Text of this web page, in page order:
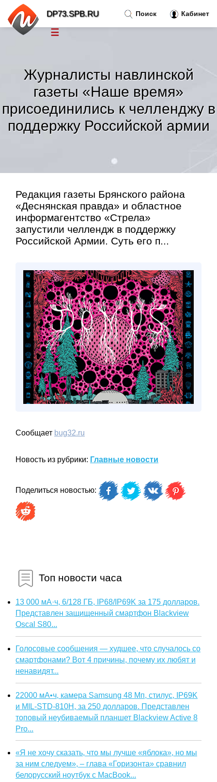
Журналисты навлинской
газеты «Наше время»
присоединились к челленджу в
поддержку Российской армии
Редакция газеты Брянского района
«Деснянская правда» и областное
информагентство «Стрела»
запустили челлендж в поддержку
Российской Армии. Суть его п...
Сообщает bug32.ru
Новость из рубрики: Главные новости
Поделиться новостью:
Топ новости часа
13 000 мА·ч, 6/128 ГБ, IP68/IP69K за 175 долларов.
Представлен защищенный смартфон Blackview
Oscal S80...
Голосовые сообщения — худшее, что случалось со
смартфонами? Вот 4 причины, почему их любят и
ненавидят...
22000 мА•ч, камера Samsung 48 Мп, стилус, IP69K
и MIL-STD-810H, за 250 долларов. Представлен
топовый неубиваемый планшет Blackview Active 8
Pro...
«Я не хочу сказать, что мы лучше «яблока», но мы
за ним следуем», – глава «Горизонта» сравнил
белорусский ноутбук с MacBook...
Поиск Кабинет
DP73.SPB.RU
☰
Тренды новостей »
Рубрики»